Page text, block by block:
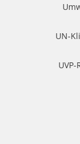
UN-